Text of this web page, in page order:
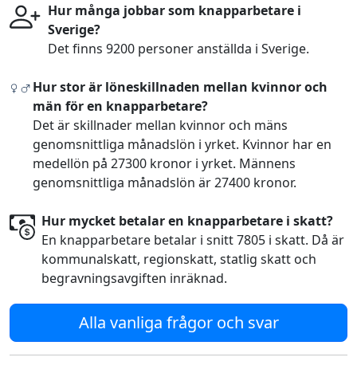
Hur många jobbar som knapparbetare i
Sverige?
Det finns 9200 personer anställda i Sverige.
Hur stor är löneskillnaden mellan kvinnor och
män för en knapparbetare?
Det är skillnader mellan kvinnor och mäns
genomsnittliga månadslön i yrket. Kvinnor har en
medellön på 27300 kronor i yrket. Männens
genomsnittliga månadslön är 27400 kronor.
Hur mycket betalar en knapparbetare i skatt?
En knapparbetare betalar i snitt 7805 i skatt. Då är
kommunalskatt, regionskatt, statlig skatt och
begravningsavgiften inräknad.
Alla vanliga frågor och svar